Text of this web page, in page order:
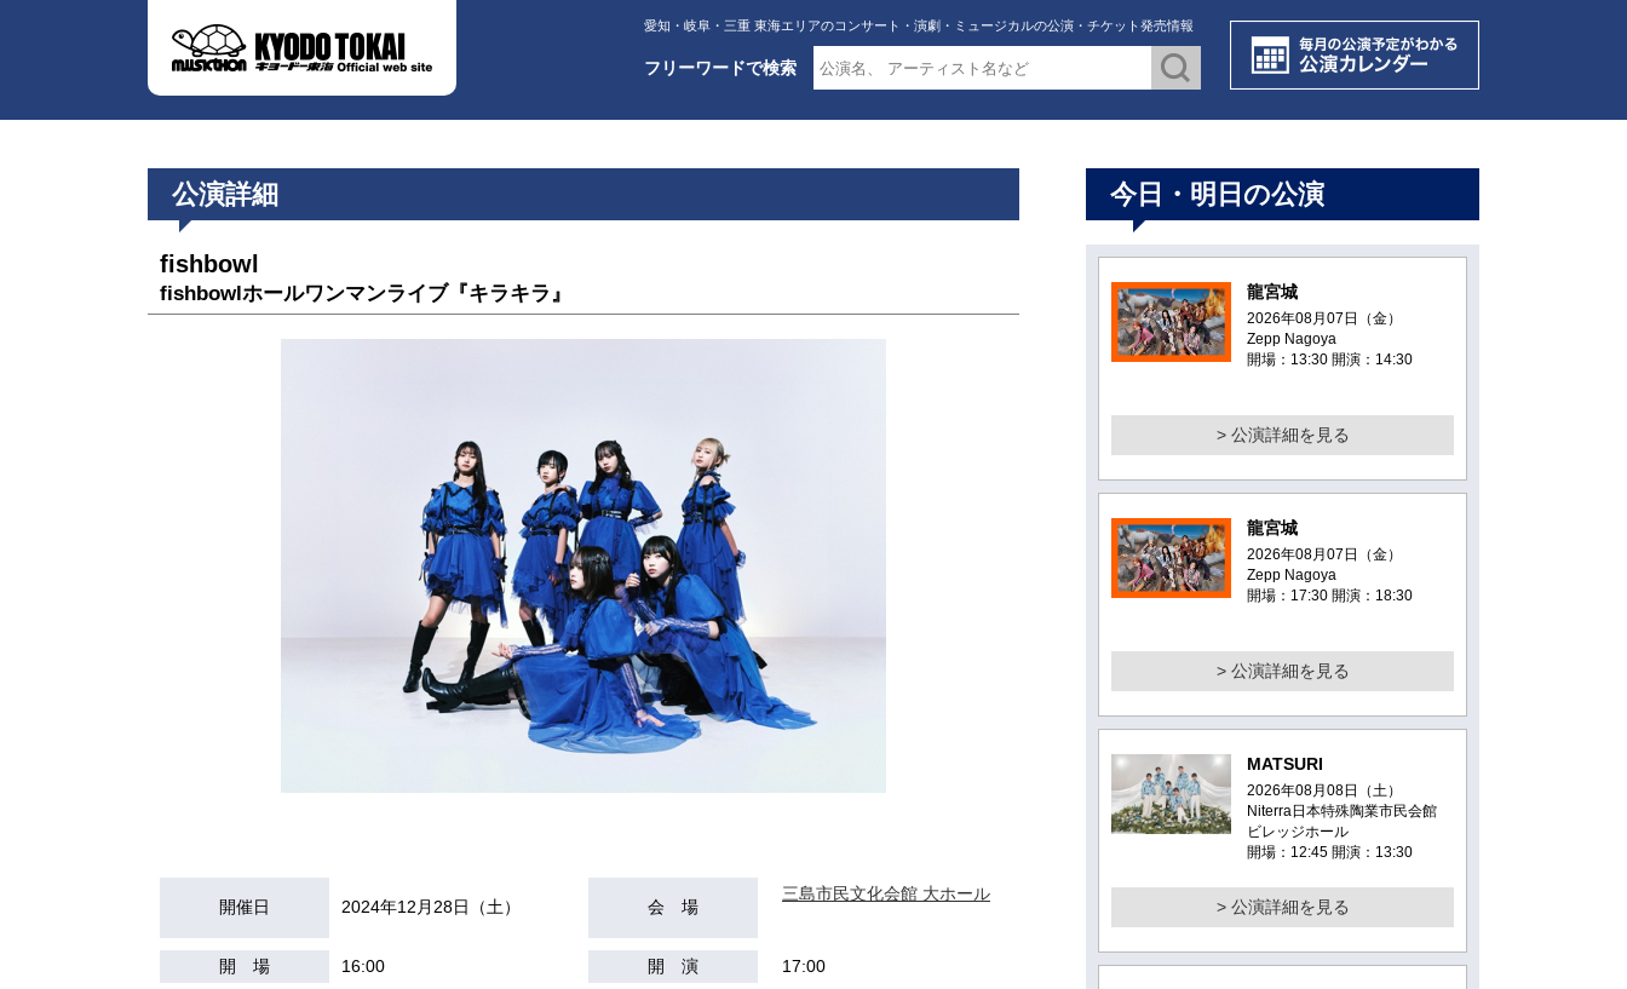
愛知・岐阜・三重 東海エリアのコンサート・演劇・ミュージカルの公演・チケット発売情報
フリーワードで検索
公演詳細
fishbowl
fishbowlホールワンマンライブ『キラキラ』
開催日 2024年12月28日（土） 会 場
三島市民文化会館 大ホール
開 場 16:00 開 演 17:00
今日・明日の公演
龍宮城
2026年08月07日（金）
Zepp Nagoya
開場：13:30 開演：14:30
> 公演詳細を見る
龍宮城
2026年08月07日（金）
Zepp Nagoya
開場：17:30 開演：18:30
> 公演詳細を見る
MATSURI
2026年08月08日（土）
Niterra日本特殊陶業市民会館
ビレッジホール
開場：12:45 開演：13:30
> 公演詳細を見る